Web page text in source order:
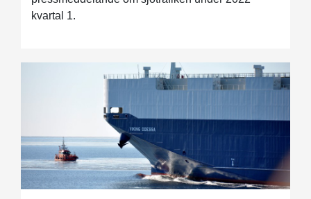
kvartal 1.